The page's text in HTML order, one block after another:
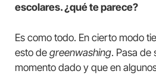
escolares. ¿qué te parece?
Es como todo. En cierto modo
esto de greenwashing. Pasa de
momento dado y que en